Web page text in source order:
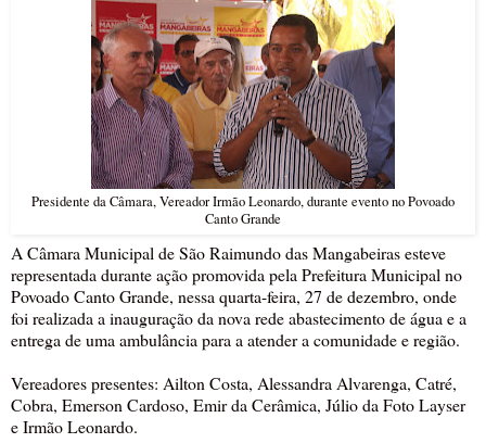
Presidente da Câmara, Vereador Irmão Leonardo, durante evento no Povoado
Canto Grande
A Câmara Municipal de São Raimundo das Mangabeiras esteve
representada durante ação promovida pela Prefeitura Municipal no
Povoado Canto Grande, nessa quarta-feira, 27 de dezembro, onde
foi realizada a inauguração da nova rede abastecimento de água e a
entrega de uma ambulância para a atender a comunidade e região.
Vereadores presentes: Ailton Costa, Alessandra Alvarenga, Catré,
Cobra, Emerson Cardoso, Emir da Cerâmica, Júlio da Foto Layser
e Irmão Leonardo.